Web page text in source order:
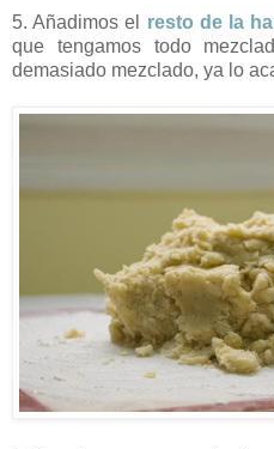
5. Añadimos el resto de la
que tengamos todo
demasiado mezclado, ya lo